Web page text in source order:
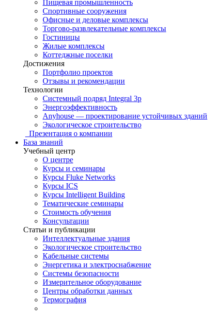
Пищевая промышленность
Спортивные сооружения
Офисные и деловые комплексы
Торгово-развлекательные комплексы
Гостиницы
Жилые комплексы
Коттеджные поселки
Достижения
Портфолио проектов
Отзывы и рекомендации
Технологии
Системный подряд Integral 3p
Энергоэффективность
Anyhouse — проектирование устойчивых зданий
Экологическое строительство
Презентация о компании
База знаний
Учебный центр
О центре
Курсы и семинары
Курсы Fluke Networks
Курсы ICS
Курсы Intelligent Building
Тематические семинары
Стоимость обучения
Консультации
Статьи и публикации
Интеллектуальные здания
Экологическое строительство
Кабельные системы
Энергетика и электроснабжение
Системы безопасности
Измерительное оборудование
Центры обработки данных
Термография